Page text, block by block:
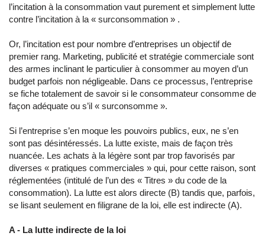
l’incitation à la consommation vaut purement et simplement lutte
contre l’incitation à la « surconsommation » .
Or, l’incitation est pour nombre d’entreprises un objectif de
premier rang. Marketing, publicité et stratégie commerciale sont
des armes inclinant le particulier à consommer au moyen d’un
budget parfois non négligeable. Dans ce processus, l’entreprise
se fiche totalement de savoir si le consommateur consomme de
façon adéquate ou s’il « surconsomme ».
Si l’entreprise s’en moque les pouvoirs publics, eux, ne s’en
sont pas désintéressés. La lutte existe, mais de façon très
nuancée. Les achats à la légère sont par trop favorisés par
diverses « pratiques commerciales » qui, pour cette raison, sont
réglementées (intitulé de l’un des « Titres » du code de la
consommation). La lutte est alors directe (B) tandis que, parfois,
se lisant seulement en filigrane de la loi, elle est indirecte (A).
A - La lutte indirecte de la loi